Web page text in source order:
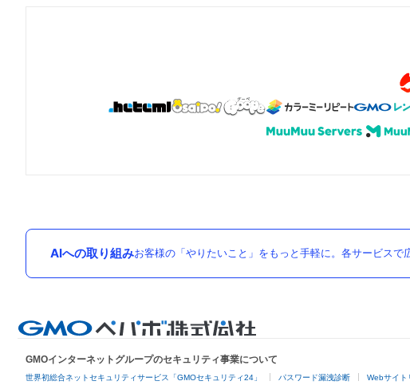
AIへの取り組みお客様の「やりたいこと」をもっと手軽に。各サービスで
GMOインターネットグループのセキュリティ事業について
世界初総合ネットセキュリティサービス「GMOセキュリティ24」 パスワード漏洩診断 Webサイト